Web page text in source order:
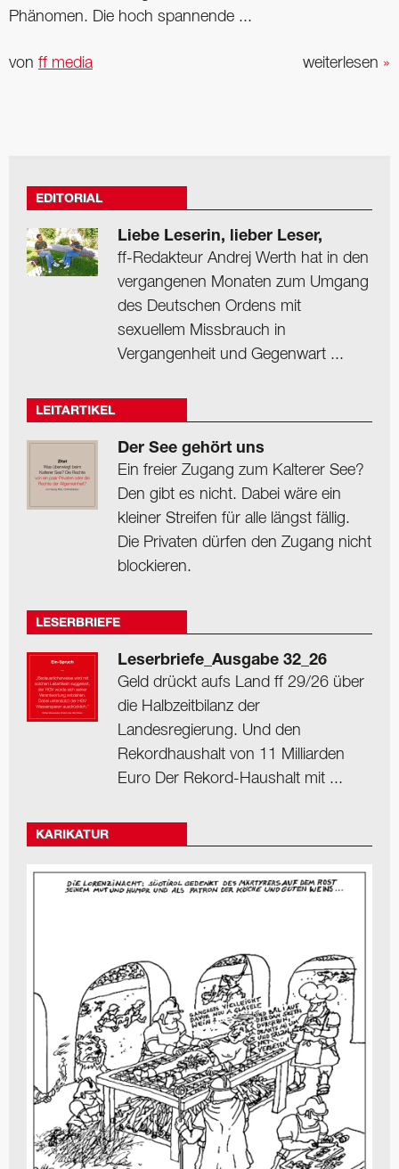
Phänomen. Die hoch spannende ...
weiterlesen »
von ff media
EDITORIAL
Liebe Leserin, lieber Leser,
ff-Redakteur Andrej Werth hat in den
vergangenen Monaten zum Umgang
des Deutschen Ordens mit
sexuellem Missbrauch in
Vergangenheit und Gegenwart ...
LEITARTIKEL
Der See gehört uns
Ein freier Zugang zum Kalterer See?
Den gibt es nicht. Dabei wäre ein
kleiner Streifen für alle längst fällig.
Die Privaten dürfen den Zugang nicht
blockieren.
LESERBRIEFE
Leserbriefe_Ausgabe 32_26
Geld drückt aufs Land ff 29/26 über
die Halbzeitbilanz der
Landesregierung. Und den
Rekordhaushalt von 11 Milliarden
Euro Der Rekord-Haushalt mit ...
KARIKATUR